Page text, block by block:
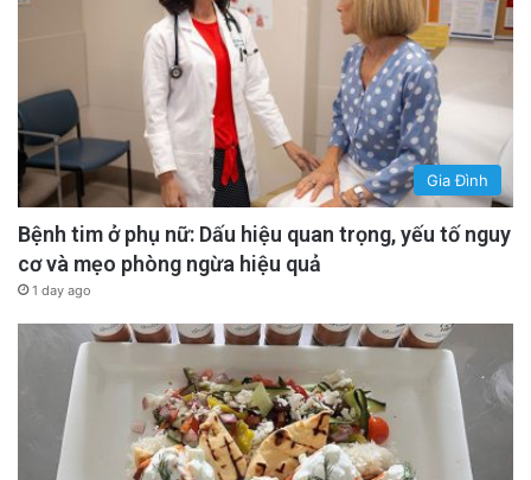
Gia Đình
Bệnh tim ở phụ nữ: Dấu hiệu quan trọng, yếu tố nguy
cơ và mẹo phòng ngừa hiệu quả
1 day ago